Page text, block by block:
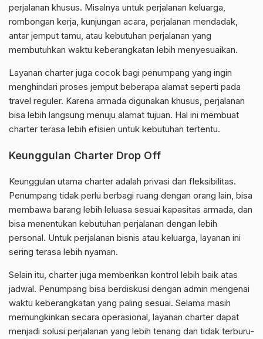
perjalanan khusus. Misalnya untuk perjalanan keluarga,
rombongan kerja, kunjungan acara, perjalanan mendadak,
antar jemput tamu, atau kebutuhan perjalanan yang
membutuhkan waktu keberangkatan lebih menyesuaikan.
Layanan charter juga cocok bagi penumpang yang ingin
menghindari proses jemput beberapa alamat seperti pada
travel reguler. Karena armada digunakan khusus, perjalanan
bisa lebih langsung menuju alamat tujuan. Hal ini membuat
charter terasa lebih efisien untuk kebutuhan tertentu.
Keunggulan Charter Drop Off
Keunggulan utama charter adalah privasi dan fleksibilitas.
Penumpang tidak perlu berbagi ruang dengan orang lain, bisa
membawa barang lebih leluasa sesuai kapasitas armada, dan
bisa menentukan kebutuhan perjalanan dengan lebih
personal. Untuk perjalanan bisnis atau keluarga, layanan ini
sering terasa lebih nyaman.
Selain itu, charter juga memberikan kontrol lebih baik atas
jadwal. Penumpang bisa berdiskusi dengan admin mengenai
waktu keberangkatan yang paling sesuai. Selama masih
memungkinkan secara operasional, layanan charter dapat
menjadi solusi perjalanan yang lebih tenang dan tidak terburu-